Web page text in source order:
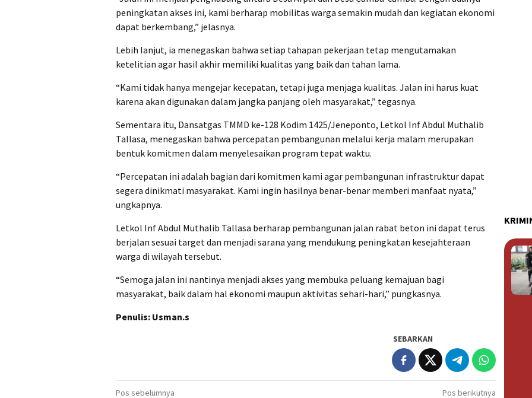
peningkatan akses ini, kami berharap mobilitas warga semakin mudah dan kegiatan ekonomi
dapat berkembang,” jelasnya.
Lebih lanjut, ia menegaskan bahwa setiap tahapan pekerjaan tetap mengutamakan
ketelitian agar hasil akhir memiliki kualitas yang baik dan tahan lama.
“Kami tidak hanya mengejar kecepatan, tetapi juga menjaga kualitas. Jalan ini harus kuat
karena akan digunakan dalam jangka panjang oleh masyarakat,” tegasnya.
Sementara itu, Dansatgas TMMD ke-128 Kodim 1425/Jeneponto, Letkol Inf Abdul Muthalib
Tallasa, menegaskan bahwa percepatan pembangunan melalui kerja malam merupakan
bentuk komitmen dalam menyelesaikan program tepat waktu.
“Percepatan ini adalah bagian dari komitmen kami agar pembangunan infrastruktur dapat
segera dinikmati masyarakat. Kami ingin hasilnya benar-benar memberi manfaat nyata,”
ungkapnya.
Letkol Inf Abdul Muthalib Tallasa berharap pembangunan jalan rabat beton ini dapat terus
berjalan sesuai target dan menjadi sarana yang mendukung peningkatan kesejahteraan
warga di wilayah tersebut.
“Semoga jalan ini nantinya menjadi akses yang membuka peluang kemajuan bagi
masyarakat, baik dalam hal ekonomi maupun aktivitas sehari-hari,” pungkasnya.
Penulis: Usman.s
SEBARKAN
Pos sebelumnya
Pos berikutnya